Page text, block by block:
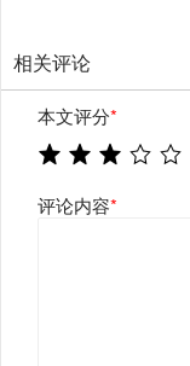
相关评论
本文评分*
评论内容*